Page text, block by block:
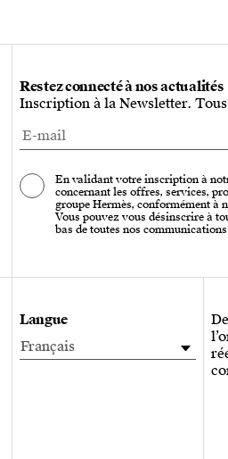
Restez connecté à nos actualités
Inscription à la Newsletter.
En validant votre inscription à
concernant les offres, services,
groupe Hermès, conformément à
Vous pouvez vous désinscrire à
bas de toutes nos
Langue
Français